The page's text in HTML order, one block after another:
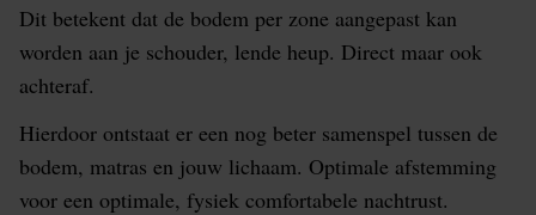
Dit betekent dat de bodem per zone aangepast kan
worden aan je schouder, lende heup. Direct maar ook
achteraf.
Hierdoor ontstaat er een nog beter samenspel tussen de
bodem, matras en jouw lichaam. Optimale afstemming
voor een optimale, fysiek comfortabele nachtrust.